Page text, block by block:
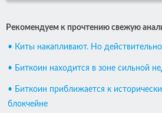
Рекомендуем к прочтению свежую
• Киты накапливают. Но
• Биткоин находится в зоне сильной
• Биткоин приближается к
блокчейне